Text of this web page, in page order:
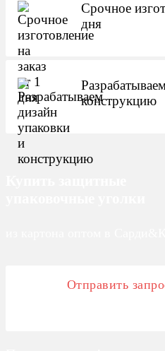
Срочное
дня
конструкцию
Отправить